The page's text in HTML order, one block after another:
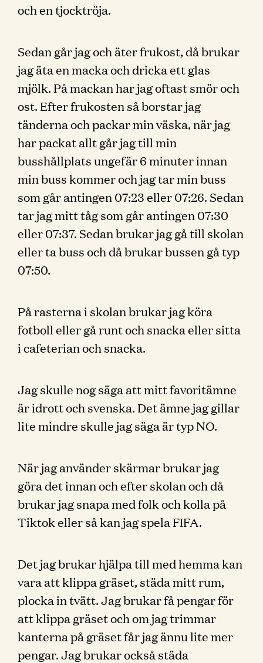
och en tjocktröja.
Sedan går jag och äter frukost, då brukar
jag äta en macka och dricka ett glas
mjölk. På mackan har jag oftast smör och
ost. Efter frukosten så borstar jag
tänderna och packar min väska, när jag
har packat allt går jag till min
busshållplats ungefär 6 minuter innan
min buss kommer och jag tar min buss
som går antingen 07:23 eller 07:26. Sedan
tar jag mitt tåg som går antingen 07:30
eller 07:37. Sedan brukar jag gå till skolan
eller ta buss och då brukar bussen gå typ
07:50.
På rasterna i skolan brukar jag köra
fotboll eller gå runt och snacka eller sitta
i cafeterian och snacka.
Jag skulle nog säga att mitt favoritämne
är idrott och svenska. Det ämne jag gillar
lite mindre skulle jag säga är typ NO.
När jag använder skärmar brukar jag
göra det innan och efter skolan och då
brukar jag snapa med folk och kolla på
Tiktok eller så kan jag spela FIFA.
Det jag brukar hjälpa till med hemma kan
vara att klippa gräset, städa mitt rum,
plocka in tvätt. Jag brukar få pengar för
att klippa gräset och om jag trimmar
kanterna på gräset får jag ännu lite mer
pengar. Jag brukar också städa